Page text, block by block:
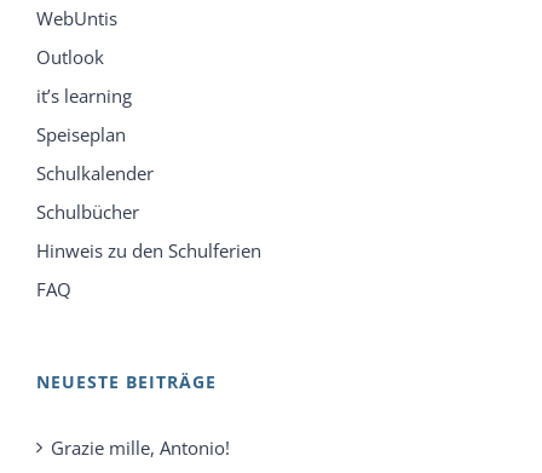
WebUntis
Outlook
it’s learning
Speiseplan
Schulkalender
Schulbücher
Hinweis zu den Schulferien
FAQ
NEUESTE BEITRÄGE
Grazie mille, Antonio!